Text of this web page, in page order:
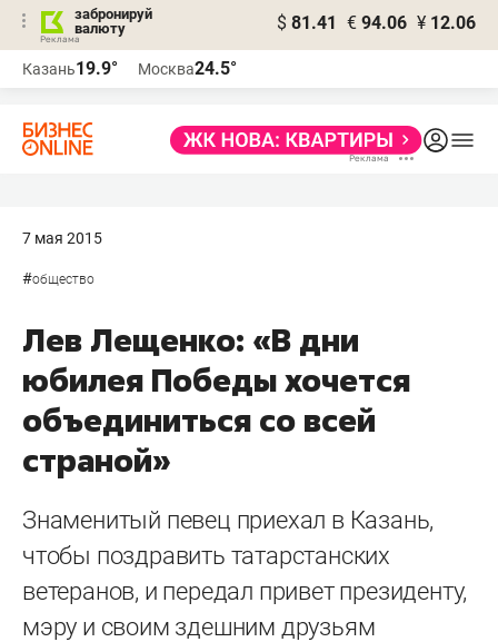
забронируй
валюту
$ 81.41 € 94.06 ¥ 12.06
Казань19.9° Москва24.5°
7 мая 2015
#общество
Лев Лещенко: «В дни
юбилея Победы хочется
объединиться со всей
страной»
Знаменитый певец приехал в Казань,
чтобы поздравить татарстанских
ветеранов, и передал привет президенту,
мэру и своим здешним друзьям